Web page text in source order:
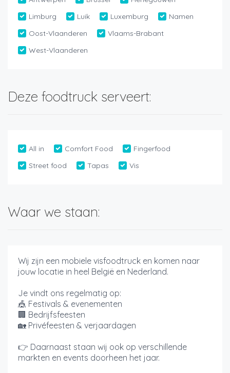
Limburg
Luik Luxemburg
Namen
Oost-Vlaanderen
Vlaams-Brabant
West-Vlaanderen
Deze foodtruck serveert:
All in Comfort Food
Fingerfood
Street food
Tapas Vis
Waar we staan:
Wij zijn een mobiele visfoodtruck en komen naar
jouw locatie in heel België en Nederland.
Je vindt ons regelmatig op:
🎪 Festivals & evenementen
🏢 Bedrijfsfeesten
🏡 Privéfeesten & verjaardagen
👉 Daarnaast staan wij ook op verschillende
markten en events doorheen het jaar.